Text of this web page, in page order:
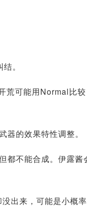
。
荒可能用Normal比较
的效果特性调整。
都不能合成。伊露酱
出来，可能是小概